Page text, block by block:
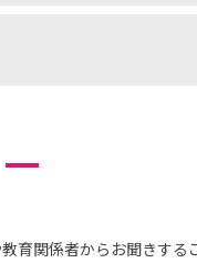
関係者からお聞きする